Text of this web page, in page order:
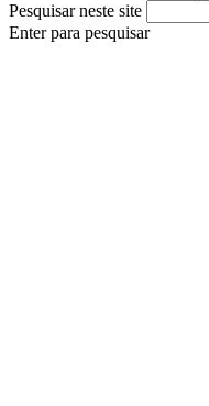
Pesquisar neste site
Enter para pesquisar